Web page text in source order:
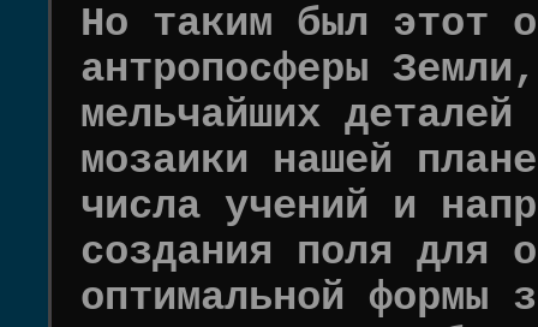
Но таким был этот
антропосферы
мельчайших деталей
мозаики нашей
числа учений и
создания поля для
оптимальной формы